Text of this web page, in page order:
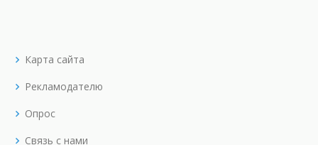
Карта сайта
Рекламодателю
Опрос
Связь с нами